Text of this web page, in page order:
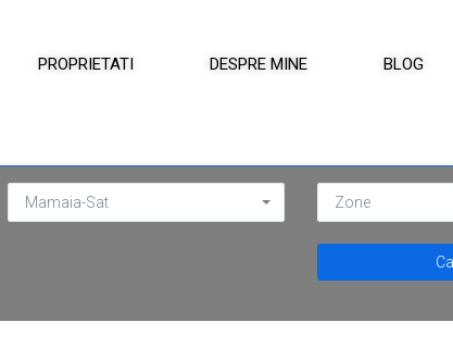
PROPRIETATI DESPRE MINE BLOG
Mamaia-Sat Zone